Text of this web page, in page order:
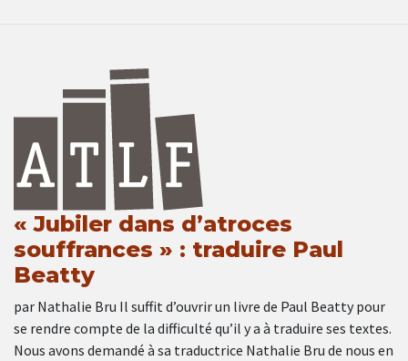
« Jubiler dans d’atroces
souffrances » : traduire Paul
Beatty
par Nathalie Bru Il suffit d’ouvrir un livre de Paul Beatty pour
se rendre compte de la difficulté qu’il y a à traduire ses textes.
Nous avons demandé à sa traductrice Nathalie Bru de nous en